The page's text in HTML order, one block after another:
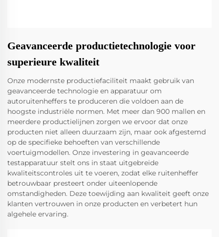
Geavanceerde productietechnologie voor
superieure kwaliteit
Onze modernste productiefaciliteit maakt gebruik van
geavanceerde technologie en apparatuur om
autoruitenheffers te produceren die voldoen aan de
hoogste industriële normen. Met meer dan 900 mallen en
meerdere productielijnen zorgen we ervoor dat onze
producten niet alleen duurzaam zijn, maar ook afgestemd
op de specifieke behoeften van verschillende
voertuigmodellen. Onze investering in geavanceerde
testapparatuur stelt ons in staat uitgebreide
kwaliteitscontroles uit te voeren, zodat elke ruitenheffer
betrouwbaar presteert onder uiteenlopende
omstandigheden. Deze toewijding aan kwaliteit geeft onze
klanten vertrouwen in onze producten en verbetert hun
algehele ervaring.